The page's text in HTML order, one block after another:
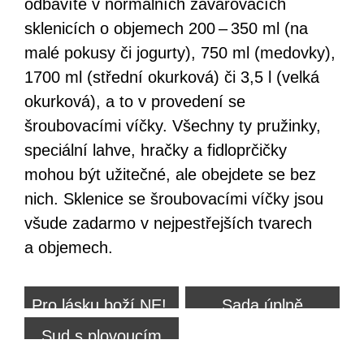
odbavíte v normálních zavařovacích
sklenicích o objemech 200 – 350 ml (na
malé pokusy či jogurty), 750 ml (medovky),
1700 ml (střední okurková) či 3,5 l (velká
okurková), a to v provedení se
šroubovacími víčky. Všechny ty pružinky,
speciální lahve, hračky a fidloprčičky
mohou být užitečné, ale obejdete se bez
nich. Sklenice se šroubovacími víčky jsou
všude zadarmo v nejpestřejších tvarech
a objemech.
Pro lásku boží NE!
Sada úplně
Sud s plovoucím